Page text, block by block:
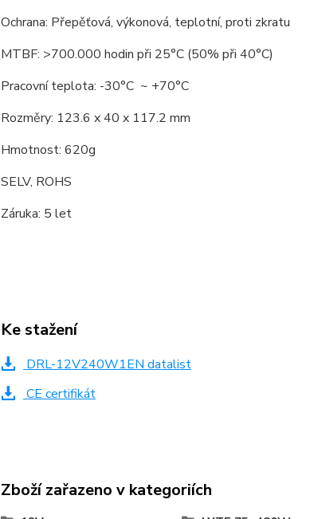
Ochrana: Přepěťová, výkonová, teplotní, proti zkratu
MTBF: >700.000 hodin při 25°C (50% při 40°C)
Pracovní teplota: -30°C ~ +70°C
Rozměry: 123.6 x 40 x 117.2 mm
Hmotnost: 620g
SELV, ROHS
Záruka: 5 let
Ke stažení
DRL-12V240W1EN datalist
CE certifikát
Zboží zařazeno v kategoriích